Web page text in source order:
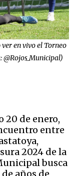
en vivo el Torneo
20 de enero,
entre
2024 de la
busca
años de